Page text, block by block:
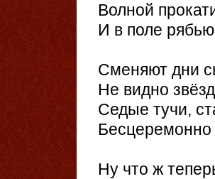
Волной
И в поле рябью
Сменяют дни
Не видно
Седые тучи,
Бесцеремонно
Ну что ж